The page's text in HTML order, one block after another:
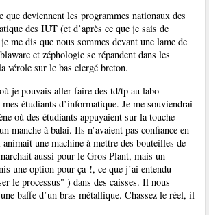
que deviennent les programmes nationaux des
des IUT (et d’après ce que je sais de
me dis que nous sommes devant une lame de
et zéphologie se répandent dans les
vérole sur le bas clergé breton.
je pouvais aller faire des td/tp au labo
mes étudiants d’informatique. Je me souviendrai
où des étudiants appuyaient sur la touche
manche à balai. Ils n’avaient pas confiance en
une machine à mettre des bouteilles de
aussi pour le Gros Plant, mais un
une option pour ça !, ce que j’ai entendu
le processus" ) dans des caisses. Il nous
baffe d’un bras métallique. Chassez le réel, il